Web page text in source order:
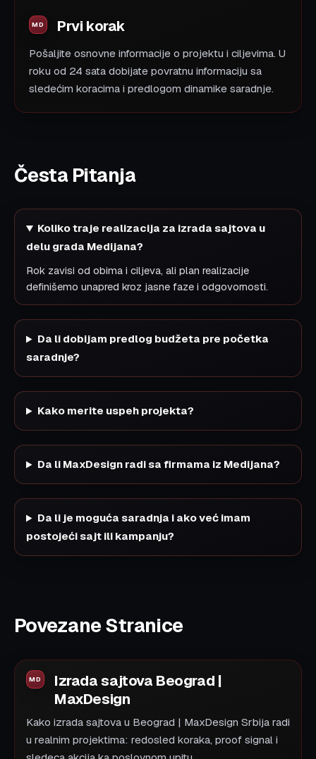
Prvi korak
Pošaljite osnovne informacije o projektu i ciljevima. U
roku od 24 sata dobijate povratnu informaciju sa
sledećim koracima i predlogom dinamike saradnje.
Česta Pitanja
Koliko traje realizacija za izrada sajtova u
delu grada Medijana?
Rok zavisi od obima i ciljeva, ali plan realizacije
definišemo unapred kroz jasne faze i odgovornosti.
Da li dobijam predlog budžeta pre početka
saradnje?
Kako merite uspeh projekta?
Da li MaxDesign radi sa firmama iz Medijana?
Da li je moguća saradnja i ako već imam
postojeći sajt ili kampanju?
Povezane Stranice
Izrada sajtova Beograd |
MaxDesign
Kako izrada sajtova u Beograd | MaxDesign Srbija radi
u realnim projektima: redosled koraka, proof signal i